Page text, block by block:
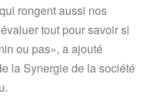
rongent aussi nos
tout pour savoir si
ou pas», a ajouté
la Synergie de la société